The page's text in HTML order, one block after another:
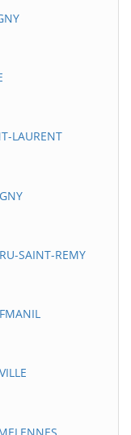
LAURENT
SAINT-REMY